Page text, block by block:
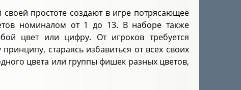
простоте создают в игре потрясающее
номиналом от 1 до 13. В наборе также
цвет или цифру. От игроков требуется
стараясь избавиться от всех своих
цвета или группы фишек разных цветов,